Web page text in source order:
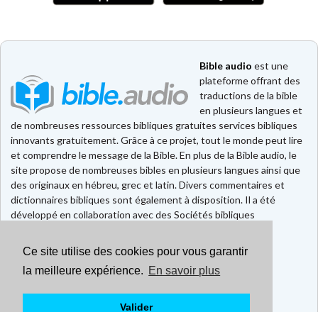
Ce site utilise des cookies pour vous garantir
la meilleure expérience. En savoir plus
Valider
Bible audio est une
plateforme offrant des
traductions de la bible
en plusieurs langues et
de nombreuses ressources bibliques gratuites services bibliques
innovants gratuitement. Grâce à ce projet, tout le monde peut lire
et comprendre le message de la Bible. En plus de la Bible audio, le
site propose de nombreuses bibles en plusieurs langues ainsi que
des originaux en hébreu, grec et latin. Divers commentaires et
dictionnaires bibliques sont également à disposition. Il a été
développé en collaboration avec des Sociétés bibliques
Faire un don
Contact